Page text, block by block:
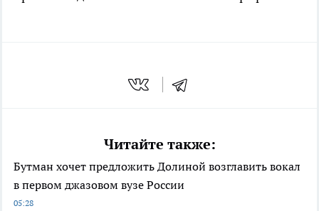
Читайте также:
Бутман хочет предложить Долиной возглавить вокал
в первом джазовом вузе России
05:28